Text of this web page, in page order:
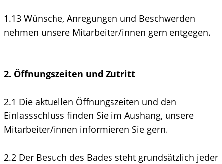
1.13 Wünsche, Anregungen und Beschwerden
nehmen unsere Mitarbeiter/innen gern entgegen.
2. Öffnungszeiten und Zutritt
2.1 Die aktuellen Öffnungszeiten und den
Einlassschluss finden Sie im Aushang, unsere
Mitarbeiter/innen informieren Sie gern.
2.2 Der Besuch des Bades steht grundsätzlich jeder